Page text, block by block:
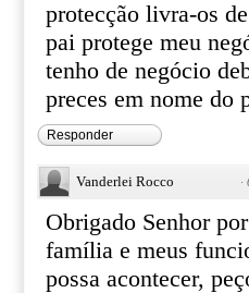
protecção livra-os
pai protege meu
tenho de negócio
preces em nome
Responder
Vanderlei Rocco ·
Obrigado Senhor
família e meus
possa acontecer,